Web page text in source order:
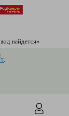
.
найдется»